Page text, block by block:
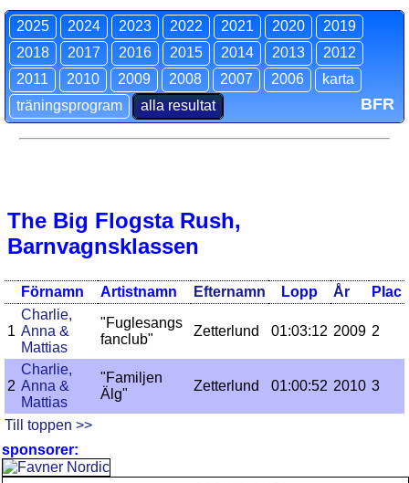
2025 2024 2023 2022 2021 2020
2019
2018
2017 2016 2015 2014 2013
2012
2011
2010 2009 2008 2007 2006
karta
träningsprogram
alla resultat BFR
The Big Flogsta Rush,
Barnvagnsklassen
Förnamn Artistnamn Efternamn Lopp År Plac
1
Charlie,
Anna &
Mattias
"Fuglesangs
fanclub"
Zetterlund 01:03:12 2009 2
2
Charlie,
Anna &
Mattias
"Familjen
Älg"
Zetterlund 01:00:52 2010 3
Till toppen >>
sponsorer: